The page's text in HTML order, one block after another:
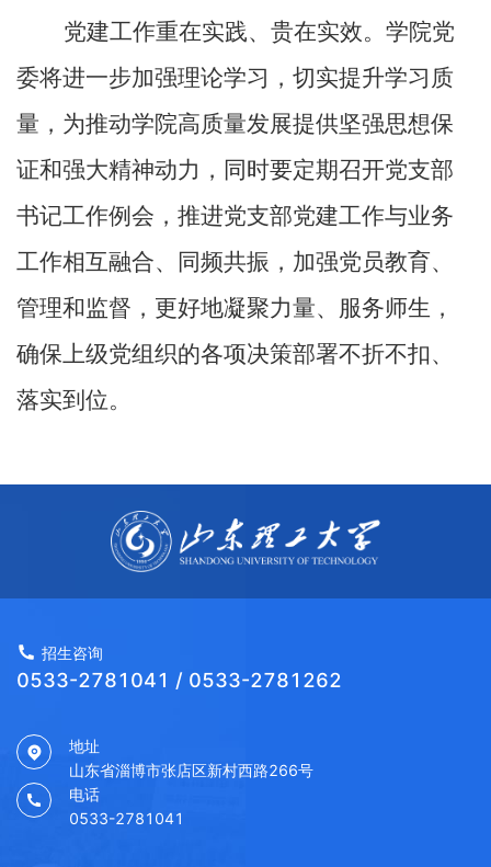
党建工作重在实践、贵在实效。学院党
委将进一步加强理论学习，切实提升学习质
量，为推动学院高质量发展提供坚强思想保
证和强大精神动力，同时要定期召开党支部
书记工作例会，推进党支部党建工作与业务
工作相互融合、同频共振，加强党员教育、
管理和监督，更好地凝聚力量、服务师生，
确保上级党组织的各项决策部署不折不扣、
落实到位。
招生咨询
0533-2781041 / 0533-2781262
地址
山东省淄博市张店区新村西路266号
电话
0533-2781041